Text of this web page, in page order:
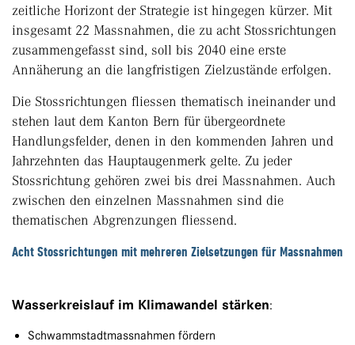
zeitliche Horizont der Strategie ist hingegen kürzer. Mit
insgesamt 22 Massnahmen, die zu acht Stossrichtungen
zusammengefasst sind, soll bis 2040 eine erste
Annäherung an die langfristigen Zielzustände erfolgen.
Die Stossrichtungen fliessen thematisch ineinander und
stehen laut dem Kanton Bern für übergeordnete
Handlungsfelder, denen in den kommenden Jahren und
Jahrzehnten das Hauptaugenmerk gelte. Zu jeder
Stossrichtung gehören zwei bis drei Massnahmen. Auch
zwischen den einzelnen Massnahmen sind die
thematischen Abgrenzungen fliessend.
Acht Stossrichtungen mit mehreren Zielsetzungen für Massnahmen
Wasserkreislauf im Klimawandel stärken:
Schwammstadtmassnahmen fördern